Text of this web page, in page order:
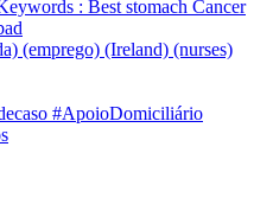
: Best stomach Cancer
(emprego) (Ireland) (nurses)
#ApoioDomiciliário